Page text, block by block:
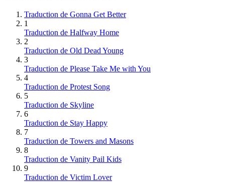
Traduction de Gonna Get Better
1
Traduction de Halfway Home
2
Traduction de Old Dead Young
3
Traduction de Please Take Me with You
4
Traduction de Protest Song
5
Traduction de Skyline
6
Traduction de Stay Happy
7
Traduction de Towers and Masons
8
Traduction de Vanity Pail Kids
9
Traduction de Victim Lover